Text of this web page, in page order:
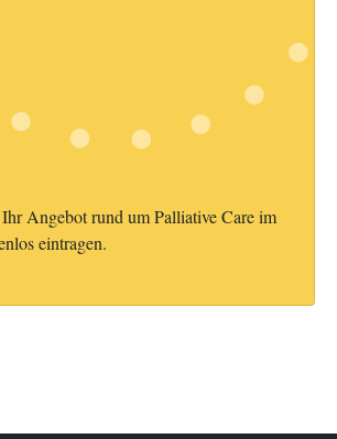
Angebot rund um Palliative Care im
eintragen.